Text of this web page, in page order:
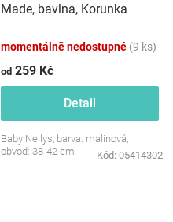
Made, bavlna, Korunka
momentálně nedostupné (9 ks)
od 259 Kč
Detail
Baby Nellys, barva: malinová,
obvod: 38-42 cm
Kód: 05414302